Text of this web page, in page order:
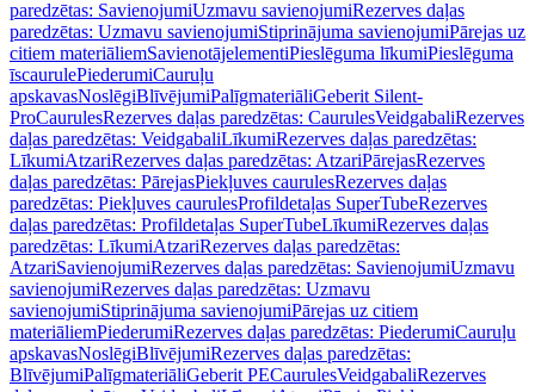
paredzētas: SavienojumiUzmavu savienojumiRezerves daļas
paredzētas: Uzmavu savienojumiStiprinājuma savienojumiPārejas uz
citiem materiāliemSavienotājelementiPieslēguma līkumiPieslēguma
īscaurulePiederumiCauruļu
apskavasNoslēgiBlīvējumiPalīgmateriāliGeberit Silent-
ProCaurulesRezerves daļas paredzētas: CaurulesVeidgabaliRezerves
daļas paredzētas: VeidgabaliLīkumiRezerves daļas paredzētas:
LīkumiAtzariRezerves daļas paredzētas: AtzariPārejasRezerves
daļas paredzētas: PārejasPiekļuves caurulesRezerves daļas
paredzētas: Piekļuves caurulesProfildetaļas SuperTubeRezerves
daļas paredzētas: Profildetaļas SuperTubeLīkumiRezerves daļas
paredzētas: LīkumiAtzariRezerves daļas paredzētas:
AtzariSavienojumiRezerves daļas paredzētas: SavienojumiUzmavu
savienojumiRezerves daļas paredzētas: Uzmavu
savienojumiStiprinājuma savienojumiPārejas uz citiem
materiāliemPiederumiRezerves daļas paredzētas: PiederumiCauruļu
apskavasNoslēgiBlīvējumiRezerves daļas paredzētas:
BlīvējumiPalīgmateriāliGeberit PECaurulesVeidgabaliRezerves